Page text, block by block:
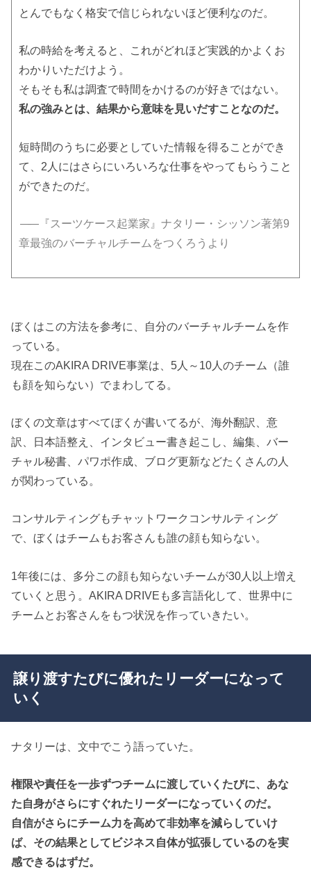
とんでもなく格安で信じられないほど便利なのだ。
私の時給を考えると、これがどれほど実践的かよくお
わかりいただけよう。
そもそも私は調査で時間をかけるのが好きではない。
私の強みとは、結果から意味を見いだすことなのだ。
短時間のうちに必要としていた情報を得ることができ
て、2人にはさらにいろいろな仕事をやってもらうこと
ができたのだ。
——『スーツケース起業家』ナタリー・シッソン著第9
章最強のバーチャルチームをつくろうより
ぼくはこの方法を参考に、自分のバーチャルチームを作
っている。
現在このAKIRA DRIVE事業は、5人～10人のチーム（誰
も顔を知らない）でまわしてる。
ぼくの文章はすべてぼくが書いてるが、海外翻訳、意
訳、日本語整え、インタビュー書き起こし、編集、バー
チャル秘書、パワポ作成、ブログ更新などたくさんの人
が関わっている。
コンサルティングもチャットワークコンサルティング
で、ぼくはチームもお客さんも誰の顔も知らない。
1年後には、多分この顔も知らないチームが30人以上増え
ていくと思う。AKIRA DRIVEも多言語化して、世界中に
チームとお客さんをもつ状況を作っていきたい。
譲り渡すたびに優れたリーダーになって
いく
ナタリーは、文中でこう語っていた。
権限や責任を一歩ずつチームに渡していくたびに、あな
た自身がさらにすぐれたリーダーになっていくのだ。
自信がさらにチーム力を高めて非効率を減らしていけ
ば、その結果としてビジネス自体が拡張しているのを実
感できるはずだ。